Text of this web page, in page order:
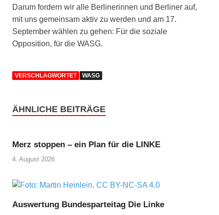
Darum fordern wir alle Berlinerinnen und Berliner auf,
mit uns gemeinsam aktiv zu werden und am 17.
September wählen zu gehen: Für die soziale
Opposition, für die WASG.
VERSCHLAGWORTET WASG
ÄHNLICHE BEITRÄGE
Merz stoppen – ein Plan für die LINKE
4. August 2026
Auswertung Bundesparteitag Die Linke